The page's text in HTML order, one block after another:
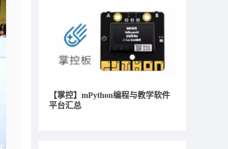
【掌控】mPython编程与教学软件
平台汇总